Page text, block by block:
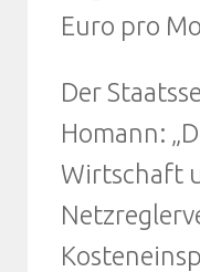
Euro pro
Der
Homann:
Wirtschaft